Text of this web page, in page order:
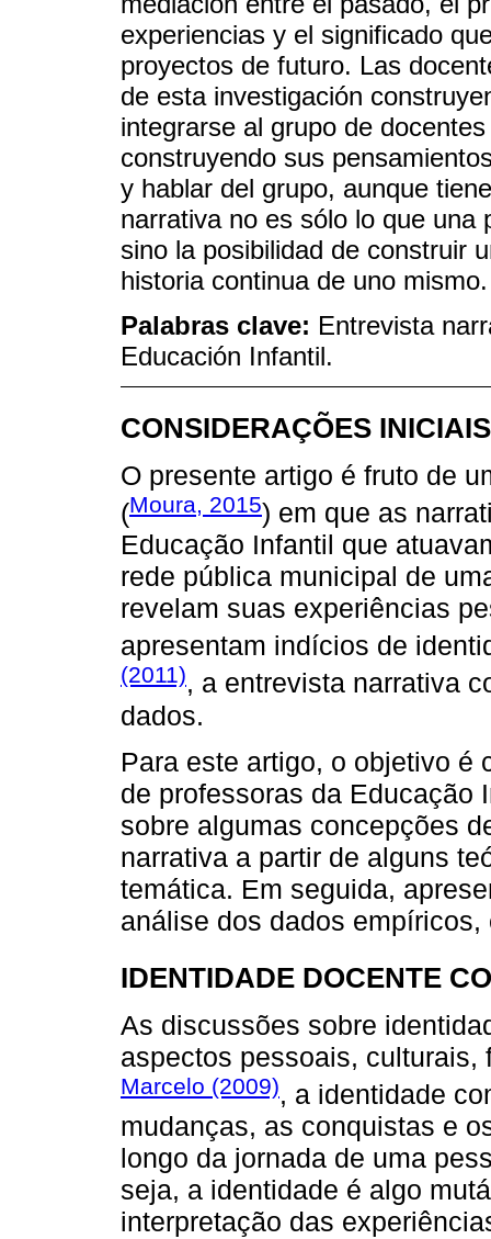
experiencias y el significado
proyectos de futuro. Las
de esta investigación
integrarse al grupo de
construyendo sus
y hablar del grupo, aunque
narrativa no es sólo lo que una
sino la posibilidad de construir
historia continua de uno mismo.
Palabras clave: Entrevista
Educación Infantil.
CONSIDERAÇÕES INICIAIS
O presente artigo é fruto de
(Moura, 2015) em que as
Educação Infantil que
rede pública municipal de
revelam suas experiências
apresentam indícios de
(2011), a entrevista narrativa
dados.
Para este artigo, o objetivo é
de professoras da Educação
sobre algumas concepções
narrativa a partir de alguns
temática. Em seguida,
análise dos dados
IDENTIDADE DOCENTE
As discussões sobre
aspectos pessoais,
Marcelo (2009), a identidade
mudanças, as conquistas e
longo da jornada de uma
seja, a identidade é algo
interpretação das